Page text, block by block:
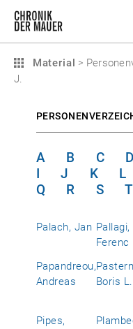
Material >
J.
A B C D
I
J K L
Q
R S T
Palach, Jan Pallagi,
Ferenc
Papandreou,
Andreas
Boris L.
Pipes,